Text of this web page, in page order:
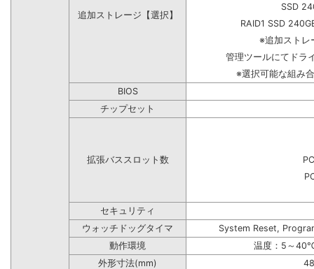
追加ストレージ【選択】
SSD
RAID1 SSD
※追加ストレ
管理ツールにてドラ
※選択可能な組み
BIOS
チップセット
拡張バススロット数
セキュリティ
ウォッチドッグタイマ
System Reset,
動作環境
温度：5～
外形寸法(mm)